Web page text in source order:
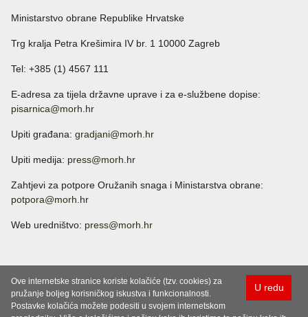
Ministarstvo obrane Republike Hrvatske
Trg kralja Petra Krešimira IV br. 1 10000 Zagreb
Tel: +385 (1) 4567 111
E-adresa za tijela državne uprave i za e-službene dopise:
pisarnica@morh.hr
Upiti građana: gradjani@morh.hr
Upiti medija: press@morh.hr
Zahtjevi za potpore Oružanih snaga i Ministarstva obrane:
potpora@morh.hr
Web uredništvo: press@morh.hr
U redu
Ove internetske stranice koriste kolačiće (tzv. cookies) za
pružanje boljeg korisničkog iskustva i funkcionalnosti.
Postavke kolačića možete podesiti u svojem internetskom